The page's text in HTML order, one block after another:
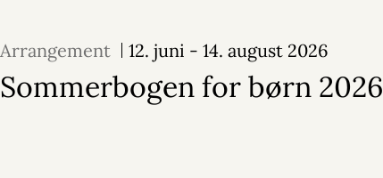
Arrangement 12. juni - 14. august 2026
Sommerbogen for børn 2026